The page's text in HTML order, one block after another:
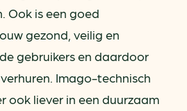
Ook is een goed
gezond, veilig en
gebruikers en daardoor
Imago-technisch
ook liever in een duurzaam